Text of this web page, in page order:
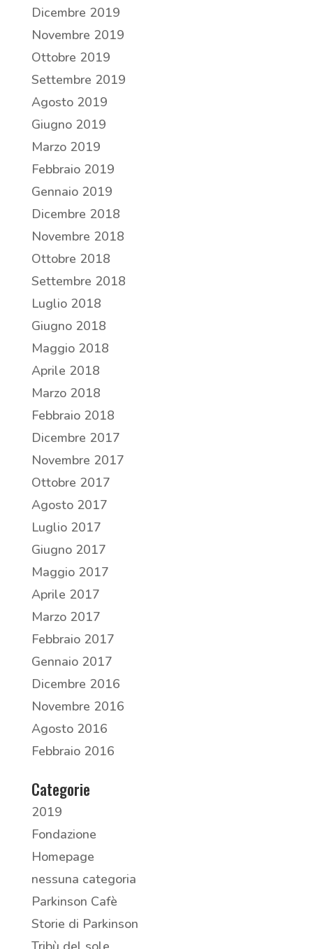
Dicembre 2019
Novembre 2019
Ottobre 2019
Settembre 2019
Agosto 2019
Giugno 2019
Marzo 2019
Febbraio 2019
Gennaio 2019
Dicembre 2018
Novembre 2018
Ottobre 2018
Settembre 2018
Luglio 2018
Giugno 2018
Maggio 2018
Aprile 2018
Marzo 2018
Febbraio 2018
Dicembre 2017
Novembre 2017
Ottobre 2017
Agosto 2017
Luglio 2017
Giugno 2017
Maggio 2017
Aprile 2017
Marzo 2017
Febbraio 2017
Gennaio 2017
Dicembre 2016
Novembre 2016
Agosto 2016
Febbraio 2016
Categorie
2019
Fondazione
Homepage
nessuna categoria
Parkinson Cafè
Storie di Parkinson